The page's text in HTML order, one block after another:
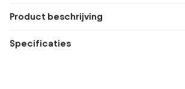
Product beschrijving
Specificaties